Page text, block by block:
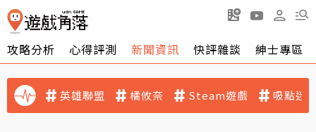
攻略分析 心得評測 新聞資訊 快評雜談 紳士專區
英雄聯盟 橘攸奈 Steam遊戲 吸點迷